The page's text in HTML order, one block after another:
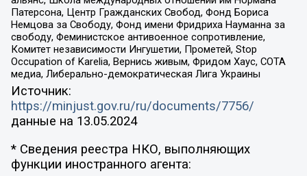
Патерсона, Центр Гражданских Свобод, Фонд Бориса
Немцова за Свободу, Фонд имени Фридриха Науманна за
свободу, Феминистское антивоенное сопротивление,
Комитет независимости Ингушетии, Прометей, Stop
Occupation of Karelia, Вернись живым, Фридом Хаус, СОТА
медиа, Либерально-демократическая Лига Украины
Источник:
https://minjust.gov.ru/ru/documents/7756/
данные на 13.05.2024
* Сведения реестра НКО, выполняющих
функции иностранного агента: